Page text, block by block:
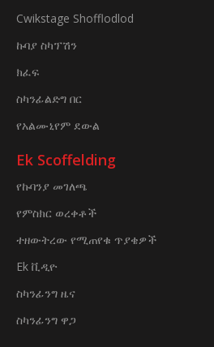
Cwikstage Shofflodlod
ኩባያ ስካፕሽን
ክፈፍ
ስካንፊልድግ በር
የአልሙኒየም ደውል
Ek Scoffelding
የኩባንያ መገለጫ
የምስክር ወረቀቶች
ተዘውትረው የሚጠየቁ ጥያቄዎች
Ek ቪዲዮ
ስካንፊንግ ዜና
ስካንፊንግ ዋጋ